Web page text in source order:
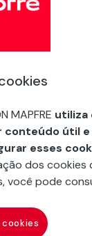
MAPFRE utiliza
conteúdo útil e
esses
dos cookies
você pode